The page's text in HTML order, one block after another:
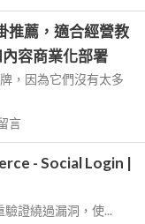
推薦，適合經營教
容商業化部署
，因為它們沒有太多
言
- Social Login |
證繞過漏洞，使...